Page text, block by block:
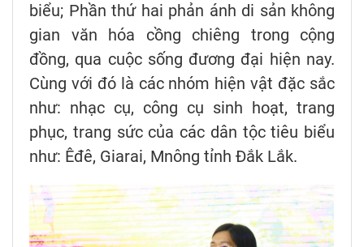
biểu; Phần thứ hai phản ánh di sản không
gian văn hóa cồng chiêng trong cộng
đồng, qua cuộc sống đương đại hiện nay.
Cùng với đó là các nhóm hiện vật đặc sắc
như: nhạc cụ, công cụ sinh hoạt, trang
phục, trang sức của các dân tộc tiêu biểu
như: Êđê, Giarai, Mnông tỉnh Đắk Lắk.